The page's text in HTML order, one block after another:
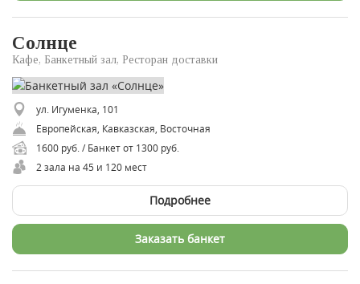
Солнце
Кафе, Банкетный зал, Ресторан доставки
ул. Игуменка, 101
Европейская, Кавказская, Восточная
1600 руб. / Банкет от 1300 руб.
2 зала на 45 и 120 мест
Подробнее
Заказать банкет